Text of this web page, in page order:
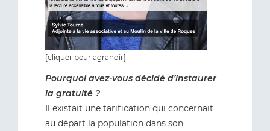
[cliquer pour agrandir]
Pourquoi avez-vous décidé d’instaurer
la gratuité ?
Il existait une tarification qui concernait
au départ la population dans son